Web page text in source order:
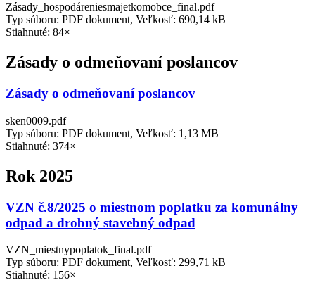
Zásady_hospodáreniesmajetkomobce_final.pdf
Typ súboru: PDF dokument, Veľkosť: 690,14 kB
Stiahnuté: 84×
Zásady o odmeňovaní poslancov
Zásady o odmeňovaní poslancov
sken0009.pdf
Typ súboru: PDF dokument, Veľkosť: 1,13 MB
Stiahnuté: 374×
Rok 2025
VZN č.8/2025 o miestnom poplatku za komunálny
odpad a drobný stavebný odpad
VZN_miestnypoplatok_final.pdf
Typ súboru: PDF dokument, Veľkosť: 299,71 kB
Stiahnuté: 156×